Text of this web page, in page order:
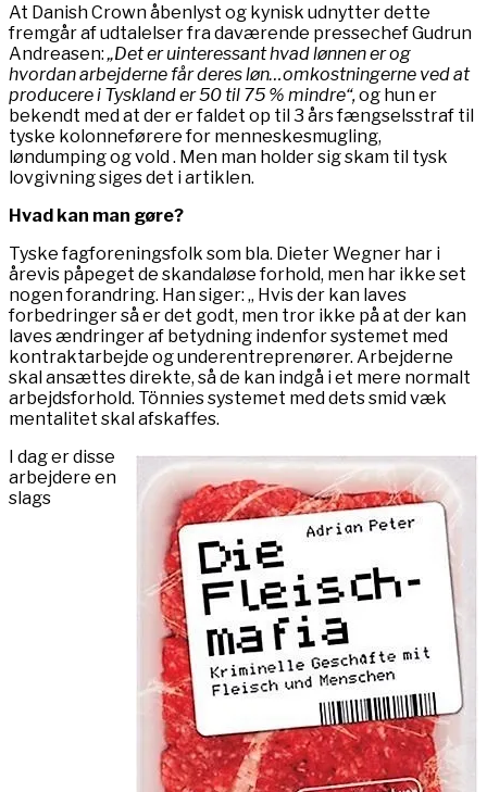
At Danish Crown åbenlyst og kynisk udnytter dette
fremgår af udtalelser fra daværende pressechef Gudrun
Andreasen: „Det er uinteressant hvad lønnen er og
hvordan arbejderne får deres løn…omkostningerne ved at
producere i Tyskland er 50 til 75 % mindre“,og hun er
bekendt med at der er faldet op til 3 års fængselsstraf til
tyske kolonneførere for menneskesmugling,
løndumping og vold . Men man holder sig skam til tysk
lovgivning siges det i artiklen.
Hvad kan man gøre?
Tyske fagforeningsfolk som bla. Dieter Wegner har i
årevis påpeget de skandaløse forhold, men har ikke set
nogen forandring. Han siger: „ Hvis der kan laves
forbedringer så er det godt, men tror ikke på at der kan
laves ændringer af betydning indenfor systemet med
kontraktarbejde og underentreprenører. Arbejderne
skal ansættes direkte, så de kan indgå i et mere normalt
arbejdsforhold. Tönnies systemet med dets smid væk
mentalitet skal afskaffes.
I dag er disse
arbejdere en
slags